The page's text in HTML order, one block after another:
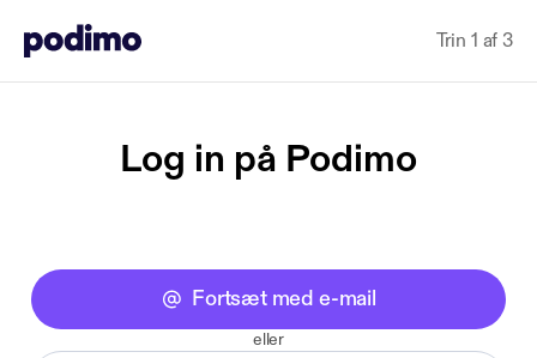
Trin 1 af 3
Log in på Podimo
Fortsæt med e-mail
eller